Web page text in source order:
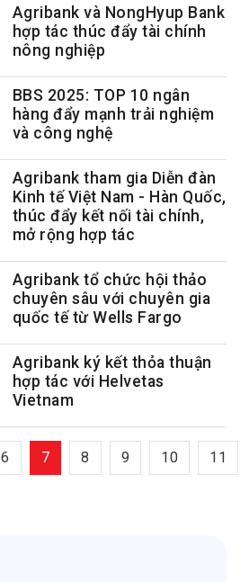
Agribank và NongHyup Bank
hợp tác thúc đẩy tài chính
nông nghiệp
BBS 2025: TOP 10 ngân
hàng đẩy mạnh trải nghiệm
và công nghệ
Agribank tham gia Diễn đàn
Kinh tế Việt Nam - Hàn Quốc,
thúc đẩy kết nối tài chính,
mở rộng hợp tác
Agribank tổ chức hội thảo
chuyên sâu với chuyên gia
quốc tế từ Wells Fargo
Agribank ký kết thỏa thuận
hợp tác với Helvetas
Vietnam
6 7 8 9 10 11